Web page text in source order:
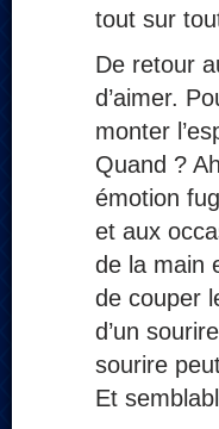
tout sur
De retour
d’aimer.
monter
Quand ?
émotion
et aux
de la main
de couper
d’un
sourire
Et